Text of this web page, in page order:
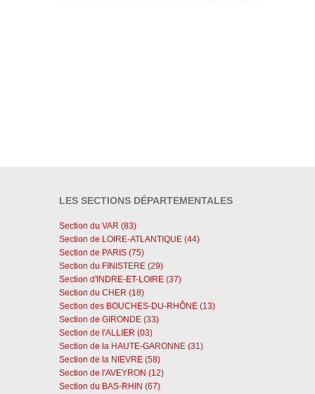
LES SECTIONS DÉPARTEMENTALES
Section du VAR (83)
Section de LOIRE-ATLANTIQUE (44)
Section de PARIS (75)
Section du FINISTERE (29)
Section d'INDRE-ET-LOIRE (37)
Section du CHER (18)
Section des BOUCHES-DU-RHÔNE (13)
Section de GIRONDE (33)
Section de l'ALLIER (03)
Section de la HAUTE-GARONNE (31)
Section de la NIEVRE (58)
Section de l'AVEYRON (12)
Section du BAS-RHIN (67)